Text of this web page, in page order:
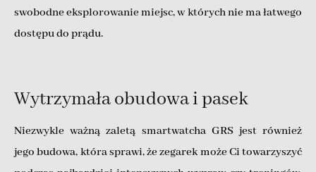
swobodne eksplorowanie miejsc, w których nie ma łatwego
dostępu do prądu.
Wytrzymała obudowa i pasek
Niezwykle ważną zaletą smartwatcha GRS jest również
jego budowa, która sprawi, że zegarek może Ci towarzyszyć